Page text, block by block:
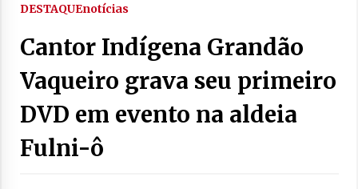
DESTAQUEnotícias
Cantor Indígena Grandão
Vaqueiro grava seu primeiro
DVD em evento na aldeia
Fulni-ô